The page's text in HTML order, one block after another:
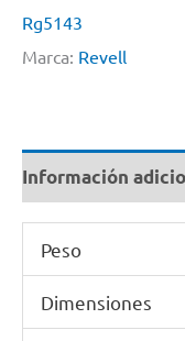
Rg5143
Marca: Revell
Información
Peso
Dimensiones